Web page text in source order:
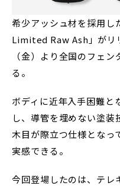
希少アッシュ材を採用
Limited Raw Ash」がリ
（金）より全国のフェ
る。
ボディに近年入手困難と
し、導管を埋めない塗装
木目が際立つ仕様となっ
実感できる。
今回登場したのは、テレ